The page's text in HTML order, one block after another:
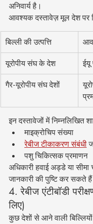
अनिवार्य है।
आवश्यक दस्तावेज़ मूल देश पर
बिल्ली की उत्पत्ति
यूरोपीय संघ के देश ईयू
गैर-यूरोपीय संघ देशों
इन दस्तावेजों में निम्नलिखित
माइक्रोचिप संख्या
रेबीज टीकाकरण संबंधी
पशु चिकित्सक प्रमाणन
अधिकारी हवाई अड्डे या सीमा
जानकारी की पुष्टि कर सकते
4. रेबीज एंटीबॉडी
लिए)
कुछ देशों से आने वाली